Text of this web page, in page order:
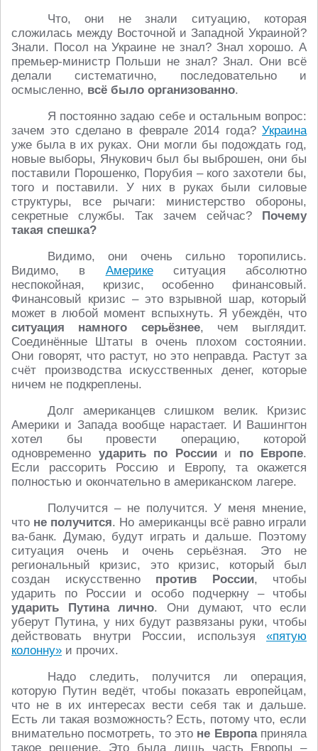
Что, они не знали ситуацию, которая
сложилась между Восточной и Западной Украиной?
Знали. Посол на Украине не знал? Знал хорошо. А
премьер-министр Польши не знал? Знал. Они всё
делали систематично, последовательно и
осмысленно, всё было организованно.
Я постоянно задаю себе и остальным вопрос:
зачем это сделано в феврале 2014 года? Украина
уже была в их руках. Они могли бы подождать год,
новые выборы, Янукович был бы выброшен, они бы
поставили Порошенко, Порубия – кого захотели бы,
того и поставили. У них в руках были силовые
структуры, все рычаги: министерство обороны,
секретные службы. Так зачем сейчас? Почему
такая спешка?
Видимо, они очень сильно торопились.
Видимо, в Америкеситуация абсолютно
неспокойная, кризис, особенно финансовый.
Финансовый кризис – это взрывной шар, который
может в любой момент вспыхнуть. Я убеждён, что
ситуация намного серьёзнее, чем выглядит.
Соединённые Штаты в очень плохом состоянии.
Они говорят, что растут, но это неправда. Растут за
счёт производства искусственных денег, которые
ничем не подкреплены.
Долг американцев слишком велик. Кризис
Америки и Запада вообще нарастает. И Вашингтон
хотел бы провести операцию, которой
одновременно ударить по Россиии по Европе.
Если рассорить Россию и Европу, та окажется
полностью и окончательно в американском лагере.
Получится – не получится. У меня мнение,
что не получится. Но американцы всё равно играли
ва-банк. Думаю, будут играть и дальше. Поэтому
ситуация очень и очень серьёзная. Это не
региональный кризис, это кризис, который был
создан искусственно против России, чтобы
ударить по России и особо подчеркну – чтобы
ударить Путина лично. Они думают, что если
уберут Путина, у них будут развязаны руки, чтобы
действовать внутри России, используя «пятую
колонну» и прочих.
Надо следить, получится ли операция,
которую Путин ведёт, чтобы показать европейцам,
что не в их интересах вести себя так и дальше.
Есть ли такая возможность? Есть, потому что, если
внимательно посмотреть, то это не Европаприняла
такое решение. Это была лишь часть Европы –